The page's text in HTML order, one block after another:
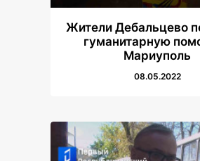
Жители Дебальцево
гуманитарную
Мариуполь
08.05.2022